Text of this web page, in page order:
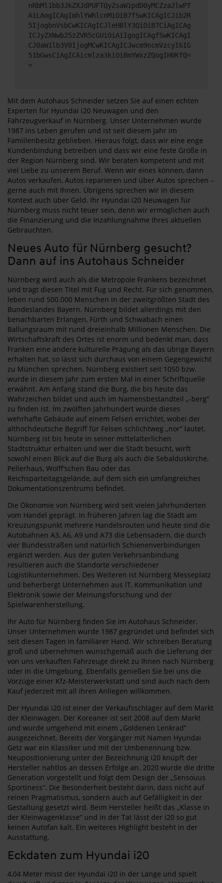
nRbMl1bb3JkZXJdPUFTQyZsaW1pdD0yMCZza2lwPT
AiLAogICAgImhlYWRlcnMiOiB7fSwKICAgICJib2R
5IjogbnVsbCwKICAgICJleHBlY3QiOiB7CiAgICAg
ICJyZXNwb25zZVR5cGUiOiAiIgogICAgfSwKICAgI
CJ0aW1lb3V0IjogMCwKICAgICJwcm9ncmVzcyI6IG
51bGwsCiAgICAicmlza3kiOiBmYWxzZQogIH0KfQ=
=
Mit dem Autohaus Schneider setzen Sie auf einen echten
Experten für Hyundai i20 Neuwagen und den
Fahrzeugverkauf in Nürnberg. Unser Unternehmen wurde
1987 ins Leben gerufen und ist seit diesem Jahr im
Famiilenbesitz geblieben. Hieraus folgt, dass wir eine enge
Kundenbindung betreiben und dass wir eine feste Größe in
der Region Nürnberg sind. Wir beraten kompetent und mit
viel Liebe zu unserem Beruf. Wenn wir eines können, dann
Autos verkaufen, Autos reparieren und über Autos sprechen –
gerne auch mit Ihnen. Übrigens sprechen wir in diesem
Kontext auch über Geld. Ihr Hyundai i20 Neuwagen für
Nürnberg muss nicht teuer sein, denn wir ermöglichen auch
die Finanzierung und die Inzahlungnahme Ihres aktuellen
Gebrauchten.
Neues Auto für Nürnberg gesucht?
Dann auf ins Autohaus Schneider
Nürnberg wird auch als die Metropole Frankens bezeichnet
und trägt diesen Titel mit Fug und Recht. Für sich genommen,
leben rund 500.000 Menschen in der zweitgrößten Stadt des
Bundeslandes Bayern. Nürnberg bildet allerdings mit den
benachbarten Erlangen, Fürth und Schwabach einen
Ballungsraum mit rund dreieinhalb Millionen Menschen. Die
Wirtschaftskraft des Ortes ist enorm und bedenkt man, dass
Franken eine andere kulturelle Prägung als das übrige Bayern
erhalten hat, so lässt sich durchaus von einem Gegengewicht
zu München sprechen. Nürnberg existiert seit 1050 bzw.
wurde in diesem Jahr zum ersten Mal in einer Schriftquelle
erwähnt. Am Anfang stand die Burg, die bis heute das
Wahrzeichen bildet und auch im Namensbestandteil „-berg“
zu finden ist. Im zwölften Jahrhundert wurde dieses
wehrhafte Gebäude auf einem Felsen errichtet, wobei der
althochdeutsche Begriff für Felsen schlichtweg „nor“ lautet.
Nürnberg ist bis heute in seiner mittelalterlichen
Stadtstruktur erhalten und wer die Stadt besucht, wirft
sowohl einen Blick auf die Burg als auch die Sebalduskirche,
Pellerhaus, Wolff‘schen Bau oder das
Reichsparteitagsgelände, auf dem sich ein umfangreiches
Dokumentationszentrums befindet.
Die Ökonomie von Nürnberg wird seit vielen Jahrhunderten
vom Handel geprägt. In früheren Jahren lag die Stadt am
Kreuzungspunkt mehrere Handelsrouten und heute sind die
Autobahnen A3, A6, A9 und A73 die Lebensadern, die durch
vier Bundesstraßen und natürlich Schienenverbindungen
ergänzt werden. Aus der guten Verkehrsanbindung
resultieren auch die Standorte verschiedener
Logistikunternehmen. Des Weiteren ist Nürnberg Messeplatz
und beherbergt Unternehmen aus IT, Kommunikation und
Elektronik sowie der Meinungsforschung und der
Spielwarenherstellung.
Ihr Auto für Nürnberg finden Sie im Autohaus Schneider.
Unser Unternehmen wurde 1987 gegründet und befindet sich
seit diesen Tagen in familiärer Hand. Wir schreiben Beratung
groß und übernehmen wunschgemäß auch die Lieferung der
von uns verkauften Fahrzeuge direkt zu Ihnen nach Nürnberg
oder in die Umgebung. Ebenfalls genießen Sie bei uns die
Vorzüge einer Kfz-Meisterwerkstatt und sind auch nach dem
Kauf jederzeit mit all Ihren Anliegen willkommen.
Der Hyundai i20 ist einer der Verkaufsschlager auf dem Markt
der Kleinwagen. Der Koreaner ist seit 2008 auf dem Markt
und wurde umgehend mit einem „Goldenen Lenkrad“
ausgezeichnet. Bereits der Vorgänger mit Namen Hyundai
Getz war ein Klassiker und mit der Umbenennung bzw.
Neupositionierung unter der Bezeichnung i20 knüpft der
Hersteller nahtlos an dessen Erfolge an. 2020 wurde die dritte
Generation vorgestellt und folgt dem Design der „Sensouus
Sportiness“. Die Besonderheit besteht darin, dass nicht auf
reinen Pragmatismus, sondern auch auf Gefälligkeit in der
Gestaltung gesetzt wird. Beim Hersteller heißt das „Klasse in
der Kleinwagenklasse“ und in der Tat lässt der i20 so gut
keinen Autofan kalt. Ein weiteres Highlight besteht in der
Ausstattung.
Eckdaten zum Hyundai i20
4,04 Meter misst der Hyundai i20 in der Länge und spielt